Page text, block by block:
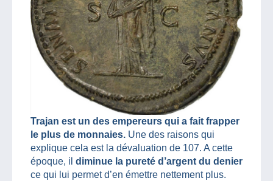
Trajan est un des empereurs qui a fait frapper
le plus de monnaies. Une des raisons qui
explique cela est la dévaluation de 107. A cette
époque, il diminue la pureté d’argent du denier
ce qui lui permet d’en émettre nettement plus.